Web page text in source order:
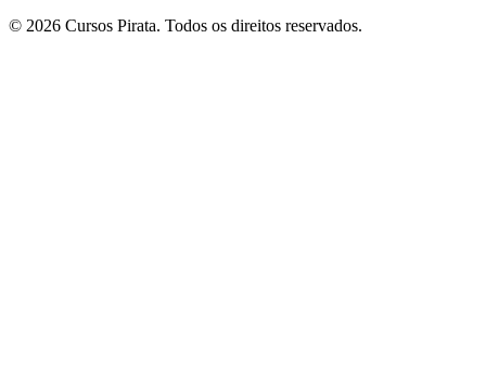
© 2026 Cursos Pirata. Todos os direitos reservados.